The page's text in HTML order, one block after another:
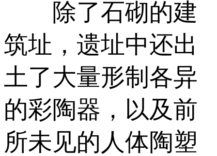
除了石砌的建
筑址，遗址中还出
土了大量形制各异
的彩陶器，以及前
所未见的人体陶塑